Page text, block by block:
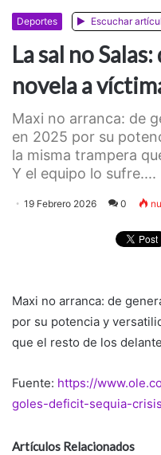
Deportes Escuchar
La sal no
novela a
Maxi no arranca: de
en 2025 por su
la misma trampera
Y el equipo lo sufre....
19 Febrero 2026 0
Maxi no arranca: de
por su potencia y
que el resto de los
Fuente: https://
goles-deficit-sequia-
Artículos Relacionados